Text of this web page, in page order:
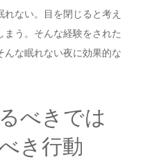
ない。目を閉じると考え
う。そんな経験をされた
んな眠れない夜に効果的な
べきでは
き行動